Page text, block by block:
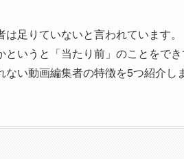
足りていないと言われています。
いうと「当たり前」のことをでき
い動画編集者の特徴を5つ紹介し